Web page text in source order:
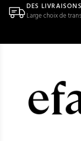
DES
Large choix de